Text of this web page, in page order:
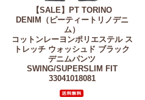
【SALE】
PT TORINO
DENIM（ピーティートリノデニ
ム）
コットンレーヨンポリエステル ス
トレッチ ウォッシュド ブラック
デニムパンツ
SWING/SUPERSLIM FIT
33041018081